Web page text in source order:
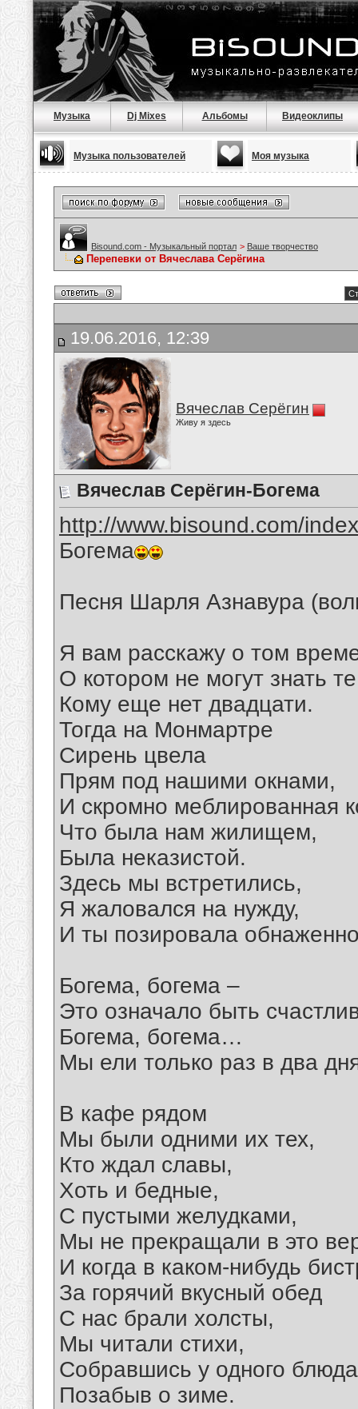
Музыка Dj Mixes Альбомы Видеоклипы
Музыка пользователей Моя музыка
Bisound.com - Музыкальный портал > Ваше творчество
Перепевки от Вячеслава Серёгина
19.06.2016, 12:39
Вячеслав Серёгин
Живу я здесь
Вячеслав Серёгин-Богема
http://www.bisound.com/
Богема
Песня Шарля Азнавура
Я вам расскажу о том
О котором не могут знать
Кому еще нет двадцати.
Тогда на Монмартре
Сирень цвела
Прям под нашими окнами,
И скромно меблированная
Что была нам жилищем,
Была неказистой.
Здесь мы встретились,
Я жаловался на нужду,
И ты позировала
Богема, богема –
Это означало быть
Богема, богема…
Мы ели только раз в два
В кафе рядом
Мы были одними их тех,
Кто ждал славы,
Хоть и бедные,
С пустыми желудками,
Мы не прекращали в это
И когда в каком-нибудь
За горячий вкусный обед
С нас брали холсты,
Мы читали стихи,
Собравшись у одного
Позабыв о зиме.